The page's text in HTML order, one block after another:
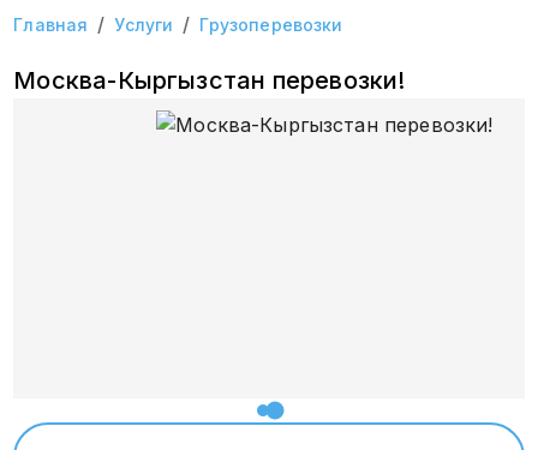
Главная / Услуги / Грузоперевозки
Москва-Кыргызстан перевозки!